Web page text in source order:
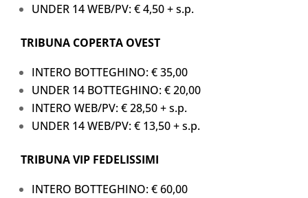
UNDER 14 WEB/PV: € 4,50 + s.p.
TRIBUNA COPERTA OVEST
INTERO BOTTEGHINO: € 35,00
UNDER 14 BOTTEGHINO: € 20,00
INTERO WEB/PV: € 28,50 + s.p.
UNDER 14 WEB/PV: € 13,50 + s.p.
TRIBUNA VIP FEDELISSIMI
INTERO BOTTEGHINO: € 60,00